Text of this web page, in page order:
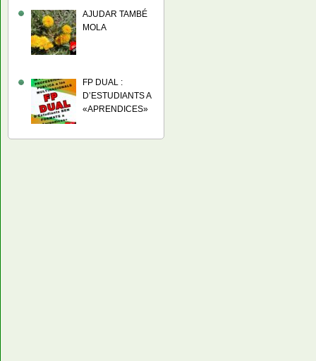
AJUDAR TAMBÉ
MOLA
FP DUAL :
D’ESTUDIANTS A
«APRENDICES»